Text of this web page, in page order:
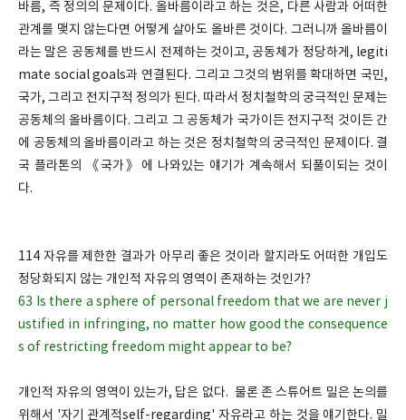
바름, 즉 정의의 문제이다. 올바름이라고 하는 것은, 다른 사람과 어떠한
관계를 맺지 않는다면 어떻게 살아도 올바른 것이다. 그러니까 올바름이
라는 말은 공동체를 반드시 전제하는 것이고, 공동체가 정당하게, legiti
mate social goals과 연결된다. 그리고 그것의 범위를 확대하면 국민,
국가, 그리고 전지구적 정의가 된다. 따라서 정치철학의 궁극적인 문제는
공동체의 올바름이다. 그리고 그 공동체가 국가이든 전지구적 것이든 간
에 공동체의 올바름이라고 하는 것은 정치철학의 궁극적인 문제이다. 결
국 플라톤의 《국가》에 나와있는 얘기가 계속해서 되풀이되는 것이
다.
114 자유를 제한한 결과가 아무리 좋은 것이라 할지라도 어떠한 개입도
정당화되지 않는 개인적 자유의 영역이 존재하는 것인가?
63 Is there a sphere of personal freedom that we are never j
ustified in infringing, no matter how good the consequence
s of restricting freedom might appear to be?
개인적 자유의 영역이 있는가, 답은 없다. 물론 존 스튜어트 밀은 논의를
위해서 '자기 관계적self-regarding' 자유라고 하는 것을 얘기한다. 밀